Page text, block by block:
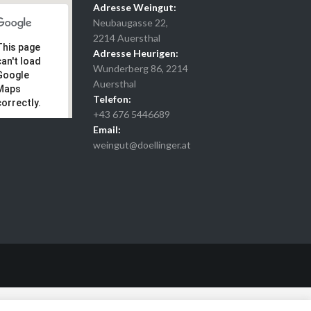
page
load
Adresse Weingut:
Neubaugasse 22,
2214 Auersthal
Adresse Heurigen:
Wunderberg 86, 2214
Auersthal
Telefon:
+43 676 5446689
Email:
weingut@doellinger.at